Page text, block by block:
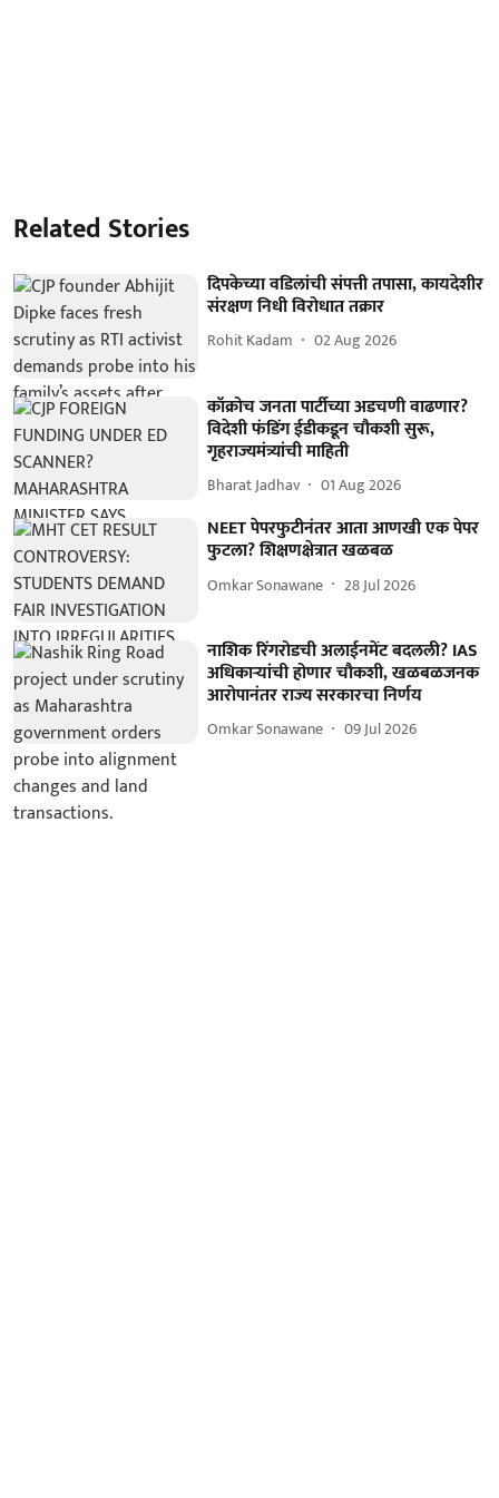
Related Stories
दिपकेच्या वडिलांची संपत्ती तपासा, कायदेशीर
संरक्षण निधी विरोधात तक्रार
Rohit Kadam 02 Aug 2026
कॉक्रोच जनता पार्टीच्या अडचणी वाढणार?
विदेशी फंडिंग ईडीकडून चौकशी सुरू,
गृहराज्यमंत्र्यांची माहिती
Bharat Jadhav 01 Aug 2026
NEET पेपरफुटीनंतर आता आणखी एक पेपर
फुटला? शिक्षणक्षेत्रात खळबळ
Omkar Sonawane 28 Jul 2026
नाशिक रिंगरोडची अलाईनमेंट बदलली? IAS
अधिकाऱ्यांची होणार चौकशी, खळबळजनक
आरोपानंतर राज्य सरकारचा निर्णय
Omkar Sonawane 09 Jul 2026